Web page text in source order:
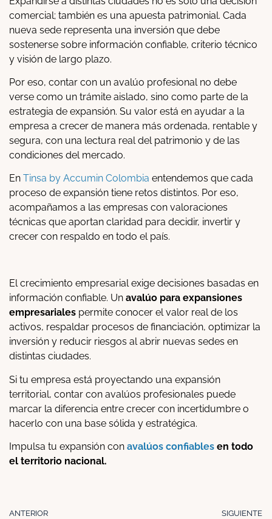
comercial; también es una apuesta patrimonial. Cada
nueva sede representa una inversión que debe
sostenerse sobre información confiable, criterio técnico
y visión de largo plazo.
Por eso, contar con un avalúo profesional no debe
verse como un trámite aislado, sino como parte de la
estrategia de expansión. Su valor está en ayudar a la
empresa a crecer de manera más ordenada, rentable y
segura, con una lectura real del patrimonio y de las
condiciones del mercado.
En Tinsa by Accumin Colombia entendemos que cada
proceso de expansión tiene retos distintos. Por eso,
acompañamos a las empresas con valoraciones
técnicas que aportan claridad para decidir, invertir y
crecer con respaldo en todo el país.
El crecimiento empresarial exige decisiones basadas en
información confiable. Un avalúo para expansiones
empresariales permite conocer el valor real de los
activos, respaldar procesos de financiación, optimizar la
inversión y reducir riesgos al abrir nuevas sedes en
distintas ciudades.
Si tu empresa está proyectando una expansión
territorial, contar con avalúos profesionales puede
marcar la diferencia entre crecer con incertidumbre o
hacerlo con una base sólida y estratégica.
Impulsa tu expansión con avalúos confiables en todo
el territorio nacional.
ANTERIOR SIGUIENTE